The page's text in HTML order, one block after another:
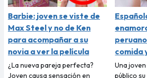
Barbie: joven se viste de
Max Steel y no de Ken
para acompañar a su
novia a ver la película
¿La nueva pareja perfecta?
Joven causa sensación en
comida
Una
público